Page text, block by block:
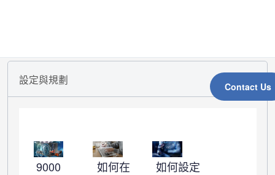
Contact Us
設定與規劃
9000
如何在
如何設定